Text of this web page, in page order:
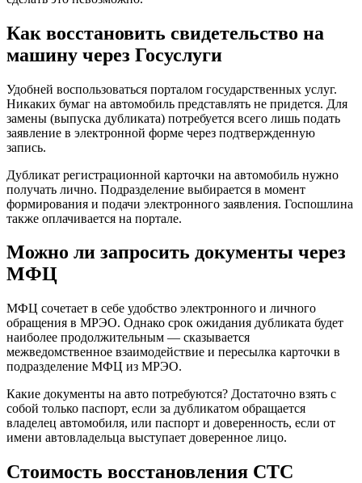
Как восстановить свидетельство на
машину через Госуслуги
Удобней воспользоваться порталом государственных услуг.
Никаких бумаг на автомобиль представлять не придется. Для
замены (выпуска дубликата) потребуется всего лишь подать
заявление в электронной форме через подтвержденную
запись.
Дубликат регистрационной карточки на автомобиль нужно
получать лично. Подразделение выбирается в момент
формирования и подачи электронного заявления. Госпошлина
также оплачивается на портале.
Можно ли запросить документы через
МФЦ
МФЦ сочетает в себе удобство электронного и личного
обращения в МРЭО. Однако срок ожидания дубликата будет
наиболее продолжительным — сказывается
межведомственное взаимодействие и пересылка карточки в
подразделение МФЦ из МРЭО.
Какие документы на авто потребуются? Достаточно взять с
собой только паспорт, если за дубликатом обращается
владелец автомобиля, или паспорт и доверенность, если от
имени автовладельца выступает доверенное лицо.
Стоимость восстановления СТС